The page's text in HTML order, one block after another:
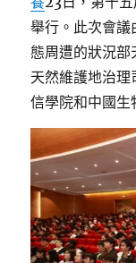
舉行。此次會議
態周遭的狀況
天然維護地治
信學院和中國生